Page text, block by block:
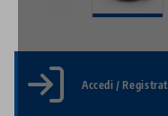
Accedi /